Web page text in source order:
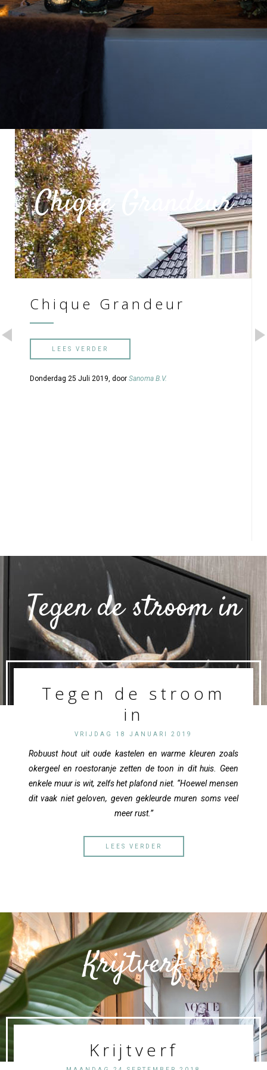
/ home / blog
Chique Grandeur
Chique Grandeur
LEES VERDER
Donderdag 25 Juli 2019, door Sanoma B.V.
Tegen de stroom in
Tegen de stroom
in
VRIJDAG 18 JANUARI 2019
Robuust hout uit oude kastelen en warme kleuren zoals
okergeel en roestoranje zetten de toon in dit huis. Geen
enkele muur is wit, zelfs het plafond niet. “Hoewel mensen
dit vaak niet geloven, geven gekleurde muren soms veel
meer rust.”
LEES VERDER
Krijtverf
Krijtverf